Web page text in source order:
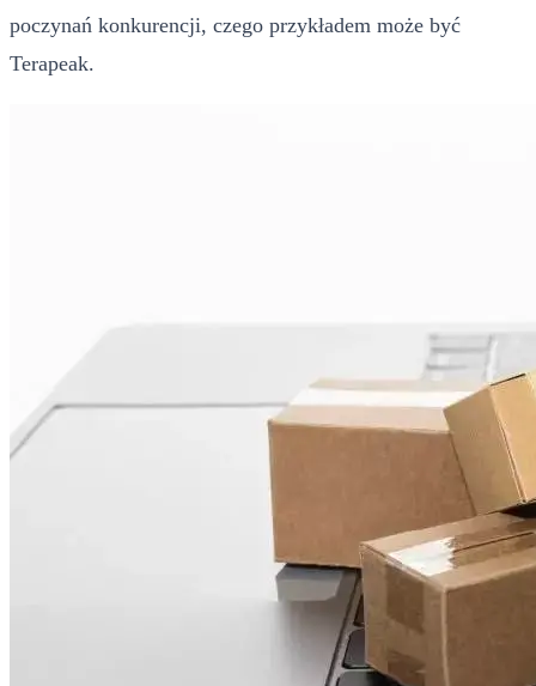
poczynań konkurencji, czego przykładem może być
Terapeak.